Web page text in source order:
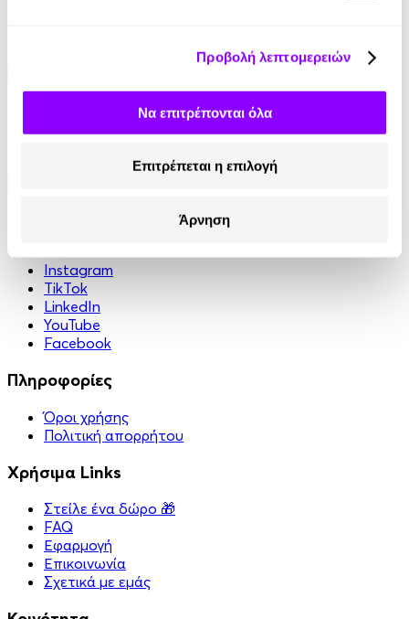
Προβολή λεπτομερειών
Να επιτρέπονται όλα
Επιτρέπεται η επιλογή
Άρνηση
Instagram
TikTok
LinkedIn
YouTube
Facebook
Πληροφορίες
Όροι χρήσης
Πολιτική απορρήτου
Χρήσιμα Links
Στείλε ένα δώρο 🎁
FAQ
Εφαρμογή
Επικοινωνία
Σχετικά με εμάς